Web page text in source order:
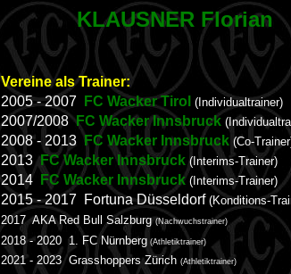
KLAUSNER Florian
Vereine als Trainer:
2005 - 2007
FC Wacker Tirol (Individualtrainer)
2007/2008FC Wacker Innsbruck
2008 - 2013 FC Wacker Innsbruck (Co-
2013FC Wacker Innsbruck (Interims-Trainer)
2014
FC Wacker Innsbruck(Interims-Trainer)
2015 - 2017 Fortuna Düsseldorf (Konditions-
2017 AKA Red Bull Salzburg(Nachwuchstrainer)
2018 - 2020 1. FC Nürnberg (Athletiktrainer)
2021 - 2023 Grasshoppers Zürich (Athletiktrainer)